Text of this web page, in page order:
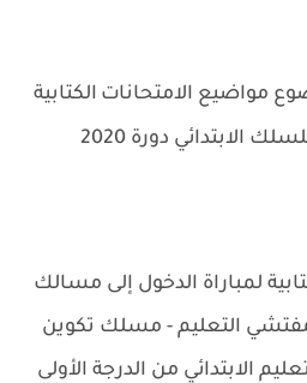
مواضيع الامتحانات الكتابية
الابتدائي دورة 2020
لمباراة الدخول إلى مسالك
مفتشي التعليم - مسلك تكوين
الابتدائي من الدرجة الأولى